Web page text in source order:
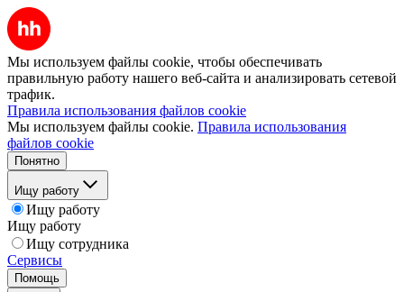
Мы используем файлы cookie, чтобы обеспечивать
правильную работу нашего веб-сайта и анализировать сетевой
трафик.
Правила использования файлов cookie
Мы используем файлы cookie. Правила использования
файлов cookie
Понятно
Ищу работу
Ищу работу
Ищу работу
Ищу сотрудника
Сервисы
Помощь